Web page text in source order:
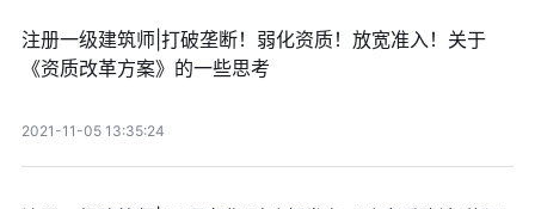
注册一级建筑师|打破垄断！弱化资质！放宽准入！关于
《资质改革方案》的一些思考
2021-11-05 13:35:24